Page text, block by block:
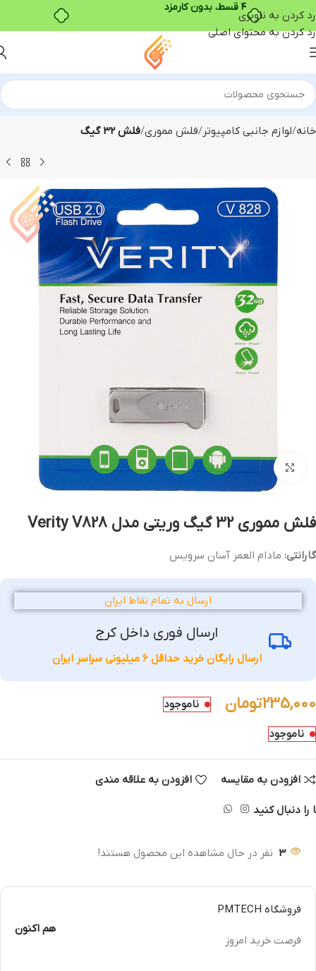
۴ قسط، بدون کارمزد
رد کردن به ناوبری
رد کردن به محتوای اصلی
خانه لوازم جانبی کامپیوتر فلش مموری فلش 32 گیگ
بزرگنمایی تصویر
فلش مموری 32 گیگ وریتی مدل Verity V828
گارانتی: مادام العمر آسان سرویس
ارسال به تمام نقاط ایران
ارسال فوری داخل کرج
ارسال رایگان خرید حداقل 6 میلیونی سراسر ایران
235,000تومان ناموجود
ناموجود
افزودن به مقایسه افزودن به علاقه مندی
را دنبال کنید
3 نفر در حال مشاهده این محصول هستند!
فروشگاه PMTECH
فرصت خرید امروز
هم اکنون